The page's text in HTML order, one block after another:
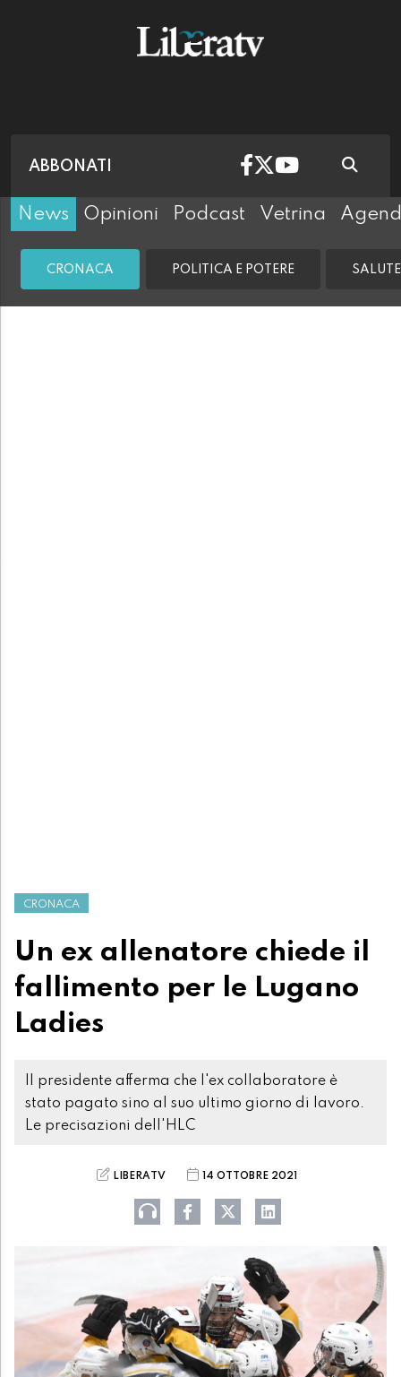
ABBONATI
News Opinioni Podcast Vetrina
CRONACA POLITICA E POTERE
CRONACA
Un ex allenatore chiede il
fallimento per le Lugano
Ladies
Il presidente afferma che l'ex collaboratore è
stato pagato sino al suo ultimo giorno di lavoro.
Le precisazioni dell'HLC
LIBERATV 14 OTTOBRE 2021